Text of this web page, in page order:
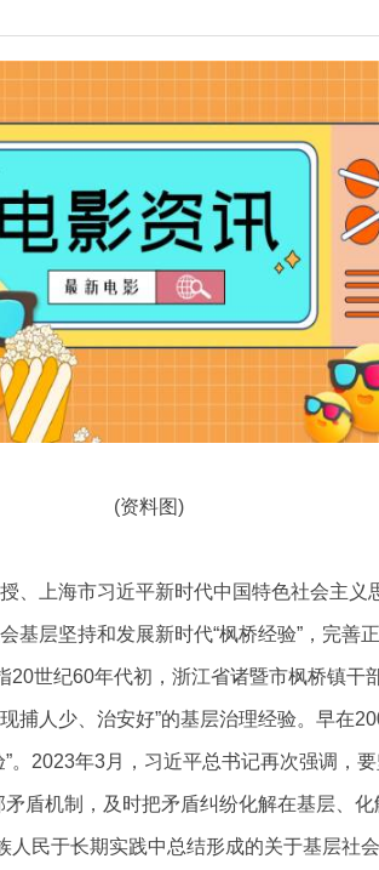
(资料图)
、上海市习近平新时代中国特色社会主义
基层坚持和发展新时代“枫桥经验”，完善
20世纪60年代初，浙江省诸暨市枫桥镇干
捕人少、治安好”的基层治理经验。早在
。2023年3月，习近平总书记再次强调，
盾机制，及时把矛盾纠纷化解在基层、化
人民于长期实践中总结形成的关于基层社